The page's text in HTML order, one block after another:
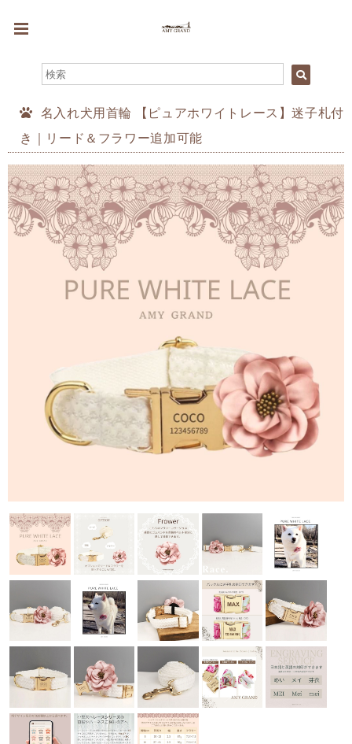
名入れ犬用首輪 【ピュアホワイトレース】迷子札付
き｜リード＆フラワー追加可能